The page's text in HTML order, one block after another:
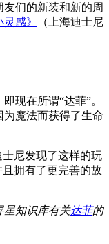
们的新装和新的周
感》
（上海迪士尼
现在所谓“达菲”。
魔法而获得了生命
尼发现了这样的玩
拥有了更完善的故
星知识库有关达菲的